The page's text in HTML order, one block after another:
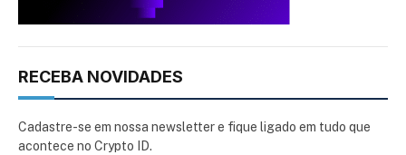
RECEBA NOVIDADES
Cadastre-se em nossa newsletter e fique ligado em tudo que
acontece no Crypto ID.